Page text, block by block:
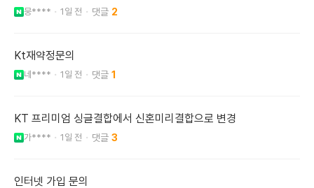
뭉**** 1일 전 2
Kt재약정문의
네**** 1일 전 1
KT 프리미엄 싱글결합에서 신혼미리결합으로 변경
가**** 1일 전 3
인터넷 가입 문의